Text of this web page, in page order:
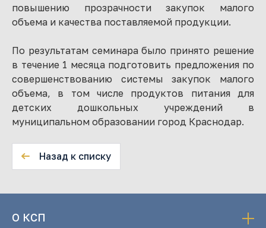
повышению прозрачности закупок малого
объема и качества поставляемой продукции.
По результатам семинара было принято решение
в течение 1 месяца подготовить предложения по
совершенствованию системы закупок малого
объема, в том числе продуктов питания для
детских дошкольных учреждений в
муниципальном образовании город Краснодар.
Назад к списку
О КСП